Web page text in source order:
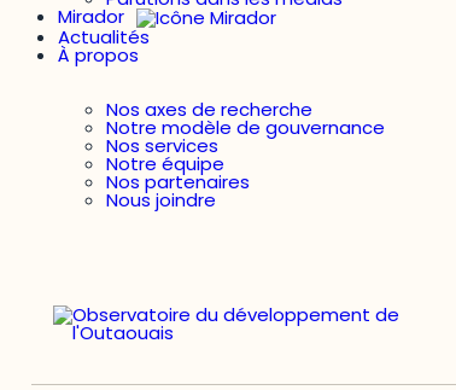
Mirador
Actualités
À propos
Nos axes de recherche
Notre modèle de gouvernance
Nos services
Notre équipe
Nos partenaires
Nous joindre